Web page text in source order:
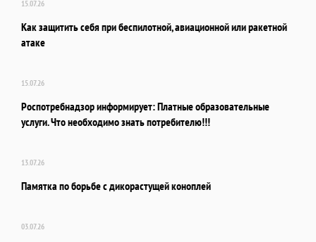
15.07.26
Как защитить себя при беспилотной, авиационной или ракетной
атаке
15.07.26
Роспотребнадзор информирует: Платные образовательные
услуги. Что необходимо знать потребителю!!!
13.07.26
Памятка по борьбе с дикорастущей коноплей
03.07.26